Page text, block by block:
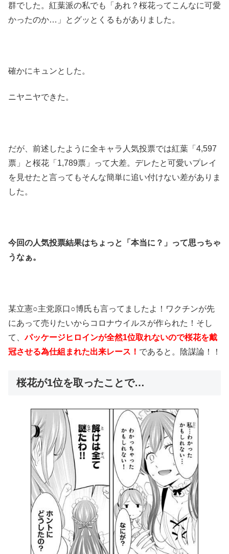
群でした。紅葉派の私でも「あれ？桜花ってこんなに可愛
かったのか…」とグッとくるもがありました。
確かにキュンとした。
ニヤニヤできた。
だが、前述したように全キャラ人気投票では紅葉「4,597
票」と桜花「1,789票」って大差。デレたと可愛いプレイ
を見せたと言ってもそんな簡単に追い付けない差がありま
した。
今回の人気投票結果はちょっと「本当に？」って思っちゃ
うなぁ。
某立憲○主党原口○博氏も言ってましたよ！ワクチンが先
にあって売りたいからコロナウイルスが作られた！そし
て、パッケージヒロインが全然1位取れないので桜花を戴
冠させる為仕組まれた出来レース！ であると。陰謀論！！
桜花が1位を取ったことで…